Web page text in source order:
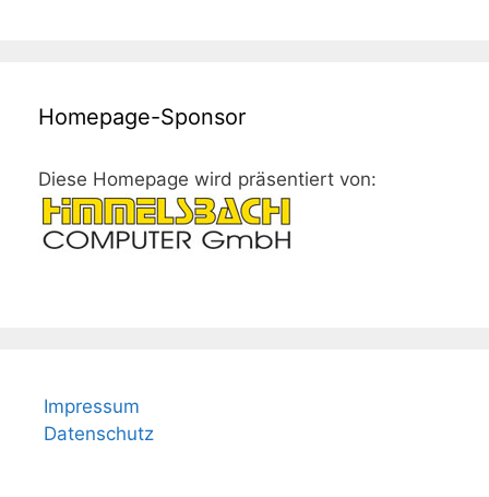
Homepage-Sponsor
Diese Homepage wird präsentiert von:
Impressum
Datenschutz